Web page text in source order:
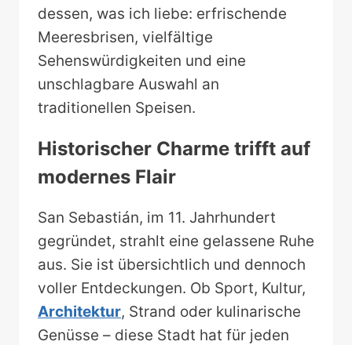
dessen, was ich liebe: erfrischende
Meeresbrisen, vielfältige
Sehenswürdigkeiten und eine
unschlagbare Auswahl an
traditionellen Speisen.
Historischer Charme trifft auf
modernes Flair
San Sebastián, im 11. Jahrhundert
gegründet, strahlt eine gelassene Ruhe
aus. Sie ist übersichtlich und dennoch
voller Entdeckungen. Ob Sport, Kultur,
Architektur, Strand oder kulinarische
Genüsse – diese Stadt hat für jeden